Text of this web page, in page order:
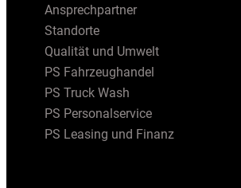
Ansprechpartner
Standorte
Qualität und Umwelt
PS Fahrzeughandel
PS Truck Wash
PS Personalservice
PS Leasing und Finanz